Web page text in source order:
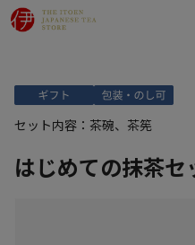
セット内容：茶碗、茶筅
はじめての抹茶